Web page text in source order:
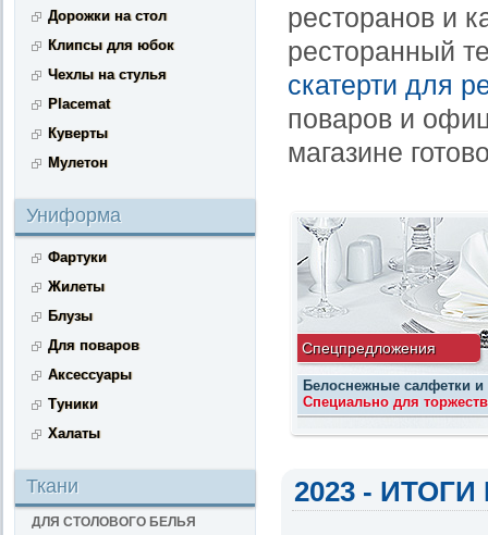
Дорожки на стол
Клипсы для юбок
Чехлы на стулья
Placemat
Куверты
Мулетон
Униформа
Фартуки
Жилеты
Блузы
Для поваров
Аксессуары
Туники
Халаты
Ткани
ДЛЯ СТОЛОВОГО БЕЛЬЯ
ресторанов и
ресторанный
скатерти для
поваров и
магазине
Спецпредложения
Белоснежные салфетки и
Специально для
2023 -